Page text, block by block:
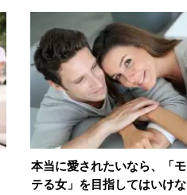
本当に愛されたいなら、「モ
テる女」を目指してはいけな